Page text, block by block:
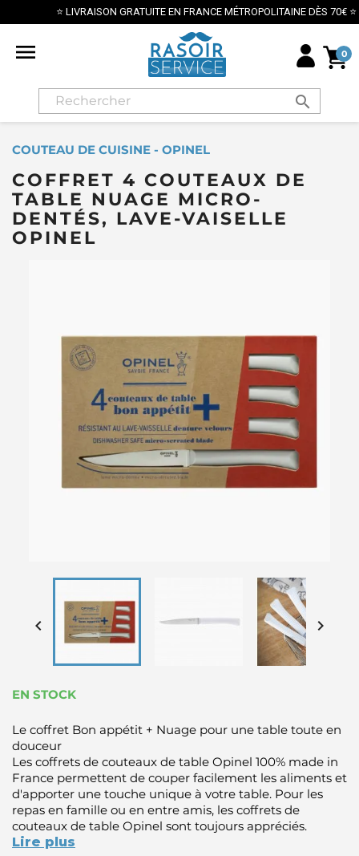
⭐ LIVRAISON GRATUITE EN FRANCE MÉTROPOLITAINE DÈS 70€ ⭐
 0
search
COUTEAU DE CUISINE - OPINEL
COFFRET 4 COUTEAUX DE
TABLE NUAGE MICRO-
DENTÉS, LAVE-VAISELLE
OPINEL
 
EN STOCK
Le coffret Bon appétit + Nuage pour une table toute en
douceur
Les coffrets de couteaux de table Opinel 100% made in
France permettent de couper facilement les aliments et
d'apporter une touche unique à votre table. Pour les
repas en famille ou en entre amis, les coffrets de
couteaux de table Opinel sont toujours appréciés.
Lire plus